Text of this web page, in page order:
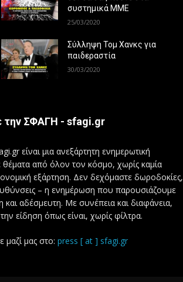
συστημικά ΜΜΕ
25/03/2020
Σύλληψη Τομ Χανκς για
παιδεραστία
30/03/2020
την ΣΦΑΓΗ - sfagi.gr
είναι μια ανεξάρτητη ενημερωτική
θέματα από όλον τον κόσμο, χωρίς καμία
εξάρτηση. Δεν δεχόμαστε δωροδοκίες,
– η ενημέρωση που παρουσιάζουμε
και αδέσμευτη. Με συνέπεια και διαφάνεια,
είδηση όπως είναι, χωρίς φίλτρα.
μαζί μας στο: press [ at ] sfagi.gr